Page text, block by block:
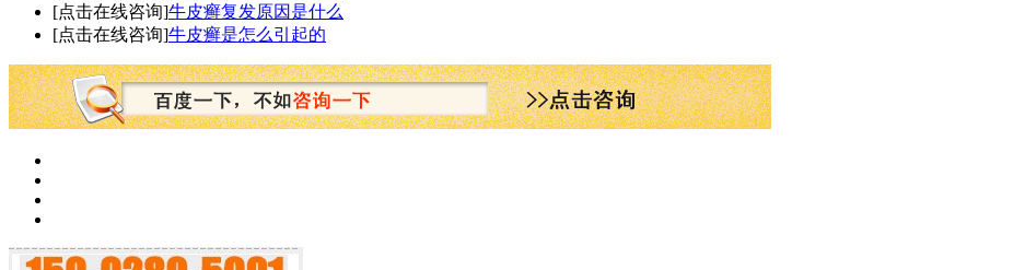
[点击在线咨询]牛皮癣复发原因是什么
[点击在线咨询]牛皮癣是怎么引起的